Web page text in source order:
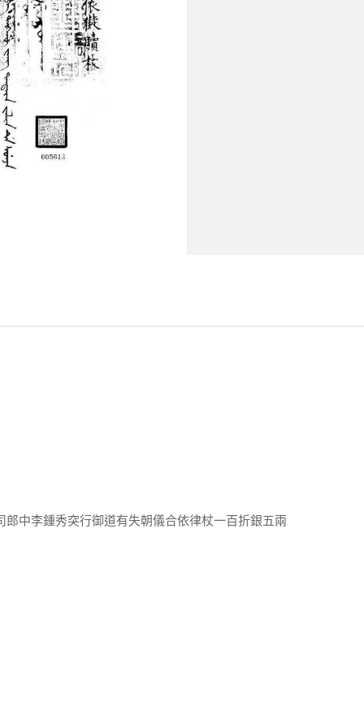
中李鍾秀突行御道有失朝儀合依律杖一百折銀五兩